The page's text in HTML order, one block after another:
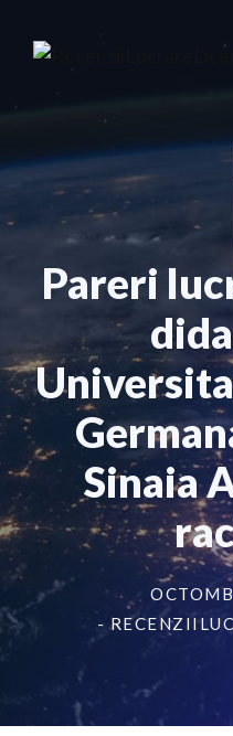
Pareri
Sinaia
-